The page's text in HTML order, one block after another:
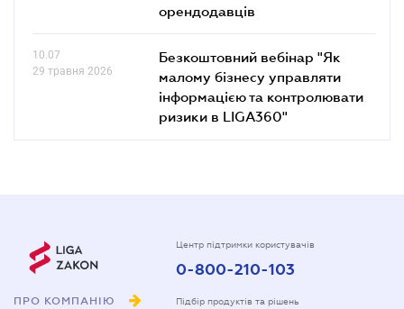
орендодавців
10.07
29 травня 2026
Безкоштовний вебінар "Як
малому бізнесу управляти
інформацією та контролювати
ризики в LIGA360"
ПРО КОМПАНІЮ
Центр підтримки користувачів
0-800-210-103
Підбір продуктів та рішень